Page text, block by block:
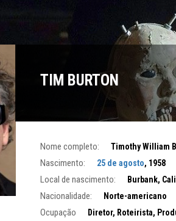
TIM BURTON
Nome completo: Timothy William
Nascimento: 25 de agosto, 1958
Local de nascimento: Burbank,
Nacionalidade: Norte-americano
Ocupação Diretor, Roteirista,